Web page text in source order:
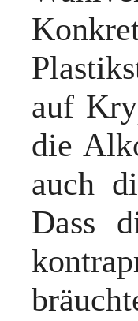
auf
die
auch
Dass